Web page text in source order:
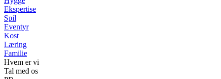
Ekspertise
Spil
Eventyr
Kost
Læring
Familie
Hvem er vi
Tal med os